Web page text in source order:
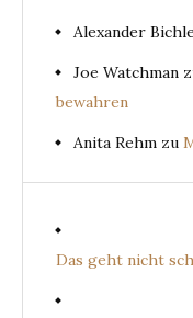
Alexander
Joe Watchman
bewahren
Anita Rehm zu
Das geht nicht